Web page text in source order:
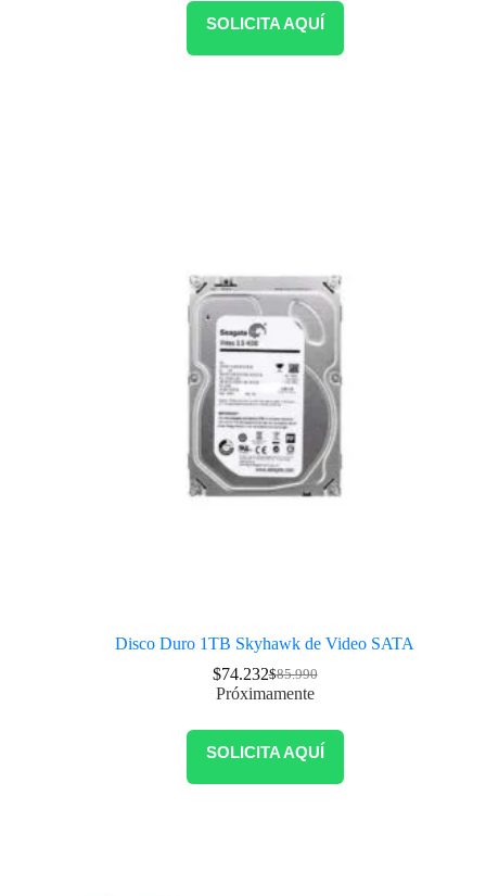
SOLICITA AQUÍ
Disco Duro 1TB Skyhawk de Video SATA
$85.990
$74.232
Próximamente
SOLICITA AQUÍ